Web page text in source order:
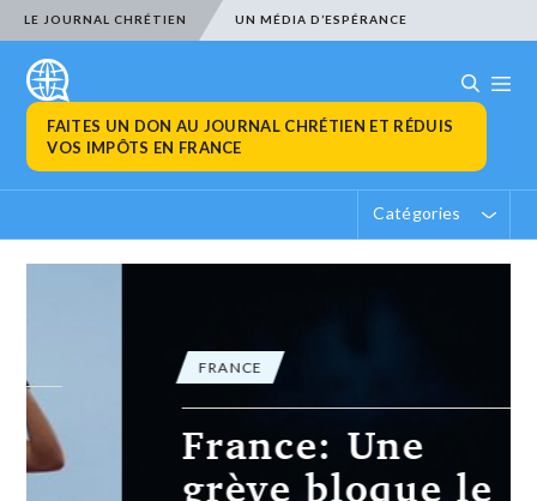
LE JOURNAL CHRÉTIEN UN MÉDIA D’ESPÉRANCE
FAITES UN DON AU JOURNAL CHRÉTIEN ET RÉDUIS
VOS IMPÔTS EN FRANCE
Catégories
France: Une
grève bloque le